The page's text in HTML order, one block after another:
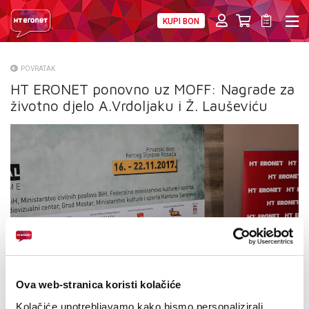
Ova web-stranica koristi kolačiće
Kolačiće upotrebljavamo kako bismo personalizirali
KUPI BON
O NAMA
VELEPRODAJA
KONTAKTI
E-RAČUN
POVRATAK
HT ERONET ponovno uz MOFF: Nagrade za
životno djelo A.Vrdoljaku i Ž. Lauševiću